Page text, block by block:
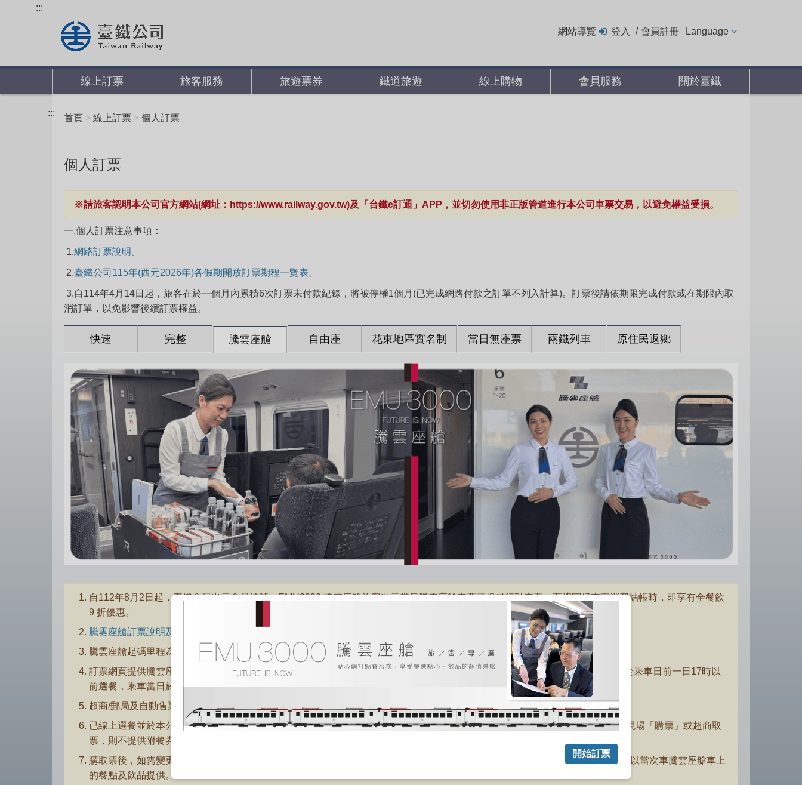
內
:::
網站導覽 登入 會員註冊 Language
線上訂票 旅客服務 旅遊票券 鐵道旅遊 線上購物 會員服務 關於臺鐵
::: 首頁 線上訂票 個人訂票
個人訂票
※請旅客認明本公司官方網站(網址：https://www.railway.gov.tw)及「台鐵e訂通」APP，並切勿使用非正版管道進行本公司車票交易，以避免權益受損。
一.個人訂票注意事項：
1.網路訂票說明。
2.臺鐵公司115年(西元2026年)各假期開放訂票期程一覽表。
3.自114年4月14日起，旅客在於一個月內累積6次訂票未付款紀錄，將被停權1個月(已完成網路付款之訂單不列入計算)。訂票後請依期限完成付款或在期限內取
消訂單，以免影響後續訂票權益。
快速 完整 騰雲座艙 自由座 花東地區實名制 當日無座票 兩鐵列車 原住民返鄉
自112年8月2日起，臺鐵會員出示會員編號、EMU3000 騰雲座艙旅客出示當日騰雲座艙車票票根或行動車票，至禮賓候車室消費結帳時，即享有全餐飲
9 折優惠。
騰雲座艙訂票說明及乘車規定。（另開新視窗）
騰雲座艙起碼里程為50公里計價，不發售未達50公里之車票。
訂票網頁提供騰雲座艙線上選餐服務(最遲需於乘車日前一日17時以前，且於取票前完成)，各車站售票窗口提供選餐服務(最遲需於乘車日前一日17時以
前選餐，乘車當日於車站窗口購票，將以車上實際供應之餐點為準)。
超商/郵局及自動售票機僅提供騰雲座艙取票服務。
已線上選餐並於本公司各售票窗口或新式多功能自動售票機取票，系統將提供附餐券供購買旅客核對餐點;若於本公司各售票窗口現場「購票」或超商取
票，則不提供附餐券。
購取票後，如需變更日期、車次、車種或座位，比照現行換票規定，至遲於開車前30分鐘至車站售票窗口辦理，以1次為限，餐點以當次車騰雲座艙車上
的餐點及飲品提供。
開始訂票